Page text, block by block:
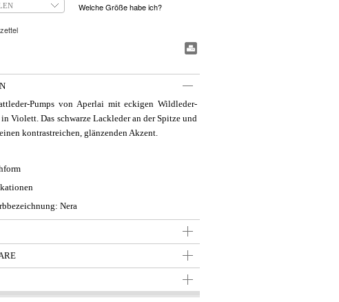
Welche Größe habe ich?
Pumps von Aperlai mit eckigen Wildleder-
Violett. Das schwarze Lackleder an der Spitze und
kontrastreichen, glänzenden Akzent.
Nera